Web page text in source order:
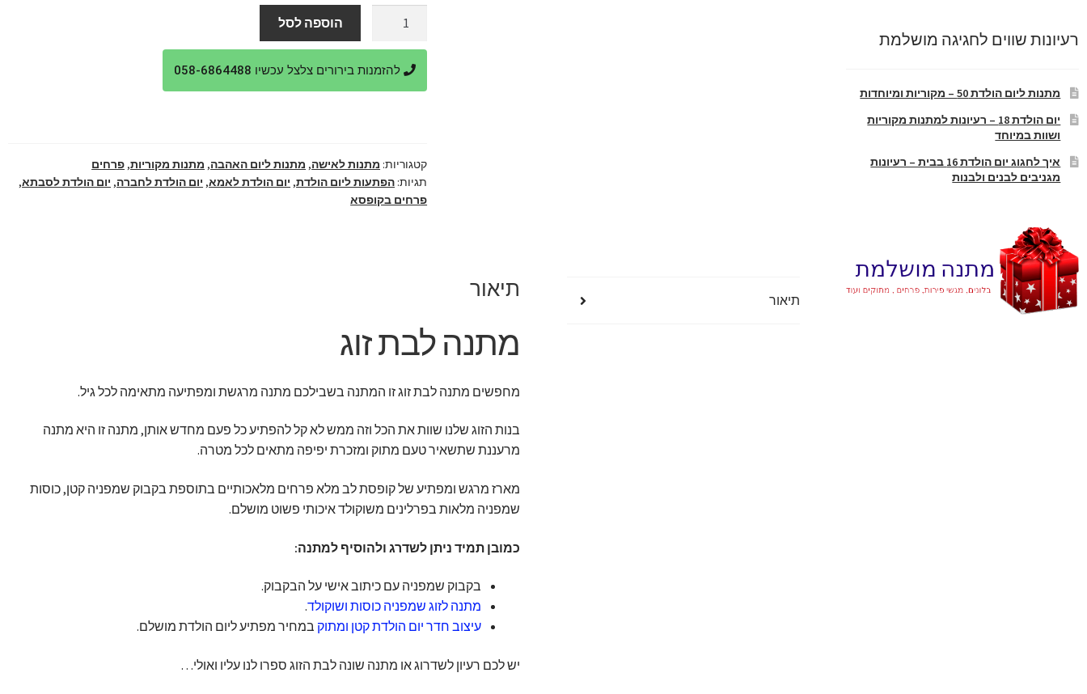
היה:
₪269.
הוא:
₪229.
מתנה
לבת
זוג
הוספה לסל
להזמנות בירורים צלצל עכשיו 058-6864488
קטגוריות: מתנות לאישה, מתנות ליום האהבה, מתנות מקוריות, פרחים
תגיות: הפתעות ליום הולדת, יום הולדת לאמא, יום הולדת לחברה, יום הולדת לסבתא,
פרחים בקופסא
תיאור תיאור
מתנה לבת זוג
מחפשים מתנה לבת זוג זו המתנה בשבילכם מתנה מרגשת ומפתיעה מתאימה לכל גיל.
בנות הזוג שלנו שוות את הכל וזה ממש לא קל להפתיע כל פעם מחדש אותן, מתנה זו היא מתנה
מרעננת שתשאיר טעם מתוק ומזכרת יפיפה מתאים לכל מטרה.
מארז מרגש ומפתיע של קופסת לב מלא פרחים מלאכותיים בתוספת בקבוק שמפניה קטן, כוסות
שמפניה מלאות בפרלינים משוקולד איכותי פשוט מושלם.
כמובן תמיד ניתן לשדרג ולהוסיף למתנה:
בקבוק שמפניה עם כיתוב אישי על הבקבוק.
מתנה לזוג שמפניה כוסות ושוקולד.
עיצוב חדר יום הולדת קטן ומתוק במחיר מפתיע ליום הולדת מושלם.
יש לכם רעיון לשדרוג או מתנה שונה לבת הזוג ספרו לנו עליו ואולי…
רעיונות שווים לחגיגה מושלמת
מתנות ליום הולדת 50 – מקוריות ומיוחדות
יום הולדת 18 – רעיונות למתנות מקוריות
ושוות במיוחד
איך לחגוג יום הולדת 16 בבית – רעיונות
מגניבים לבנים ולבנות